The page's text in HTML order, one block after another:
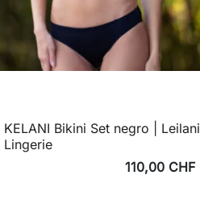
KELANI Bikini Set negro | Leilani
Lingerie
110,00 CHF